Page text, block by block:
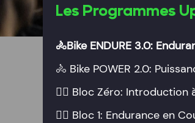
Les Programmes
🚴Bike ENDURE 3.0:
🚴 Bike POWER 2.0:
🏃‍♂️ Bloc Zéro: Introduction
🏃‍♂️ Bloc 1: Endurance en